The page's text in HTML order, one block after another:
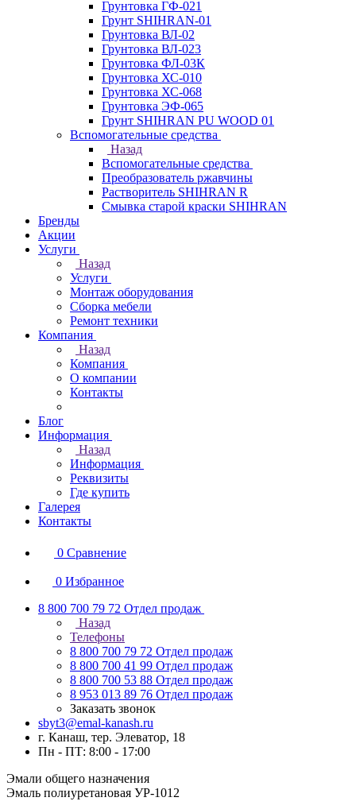
Грунтовка ГФ-021
Грунт SHIHRAN-01
Грунтовка ВЛ-02
Грунтовка ВЛ-023
Грунтовка ФЛ-03К
Грунтовка ХС-010
Грунтовка ХС-068
Грунтовка ЭФ-065
Грунт SHIHRAN PU WOOD 01
Вспомогательные средства
Назад
Вспомогательные средства
Преобразователь ржавчины
Растворитель SHIHRAN R
Смывка старой краски SHIHRAN
Бренды
Акции
Услуги
Назад
Услуги
Монтаж оборудования
Сборка мебели
Ремонт техники
Компания
Назад
Компания
О компании
Контакты
Блог
Информация
Назад
Информация
Реквизиты
Где купить
Галерея
Контакты
0 Сравнение
0 Избранное
8 800 700 79 72 Отдел продаж
Назад
Телефоны
8 800 700 79 72 Отдел продаж
8 800 700 41 99 Отдел продаж
8 800 700 53 88 Отдел продаж
8 953 013 89 76 Отдел продаж
Заказать звонок
sbyt3@emal-kanash.ru
г. Канаш, тер. Элеватор, 18
Пн - ПТ: 8:00 - 17:00
Эмали общего назначения
Эмаль полиуретановая УР-1012